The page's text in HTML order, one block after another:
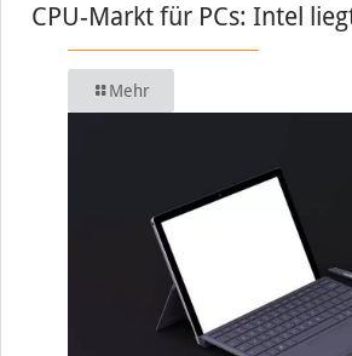
CPU-Markt für PCs: Intel
Mehr